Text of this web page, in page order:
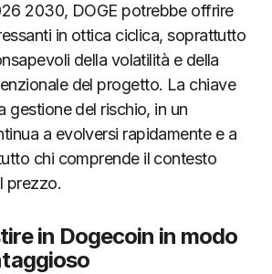
2030, DOGE potrebbe offrire
in ottica ciclica, soprattutto
della volatilità e della
del progetto. La chiave
gestione del rischio, in un
a evolversi rapidamente e a
chi comprende il contesto
prezzo.
in Dogecoin in modo